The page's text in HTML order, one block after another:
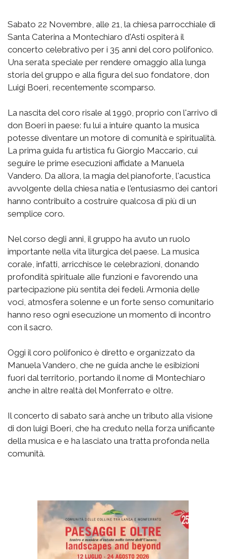
Sabato 22 Novembre, alle 21, la chiesa parrocchiale di
Santa Caterina a Montechiaro d'Asti ospiterà il
concerto celebrativo per i 35 anni del coro polifonico.
Una serata speciale per rendere omaggio alla lunga
storia del gruppo e alla figura del suo fondatore, don
Luigi Boeri, recentemente scomparso.
La nascita del coro risale al 1990, proprio con l'arrivo di
don Boeri in paese: fu lui a intuire quanto la musica
potesse diventare un motore di comunità e spiritualità.
La prima guida fu artistica fu Giorgio Maccario, cui
seguire le prime esecuzioni affidate a Manuela
Vandero. Da allora, la magia del pianoforte, l'acustica
avvolgente della chiesa natia e l'entusiasmo dei cantori
hanno contribuito a costruire qualcosa di più di un
semplice coro.
Nel corso degli anni, il gruppo ha avuto un ruolo
importante nella vita liturgica del paese. La musica
corale, infatti, arricchisce le celebrazioni, donando
profondità spirituale alle funzioni e favorendo una
partecipazione più sentita dei fedeli. Armonia delle
voci, atmosfera solenne e un forte senso comunitario
hanno reso ogni esecuzione un momento di incontro
con il sacro.
Oggi il coro polifonico è diretto e organizzato da
Manuela Vandero, che ne guida anche le esibizioni
fuori dal territorio, portando il nome di Montechiaro
anche in altre realtà del Monferrato e oltre.
Il concerto di sabato sarà anche un tributo alla visione
di don luigi Boeri, che ha creduto nella forza unificante
della musica e e ha lasciato una tratta profonda nella
comunità.